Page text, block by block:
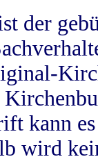
der
kann
wird